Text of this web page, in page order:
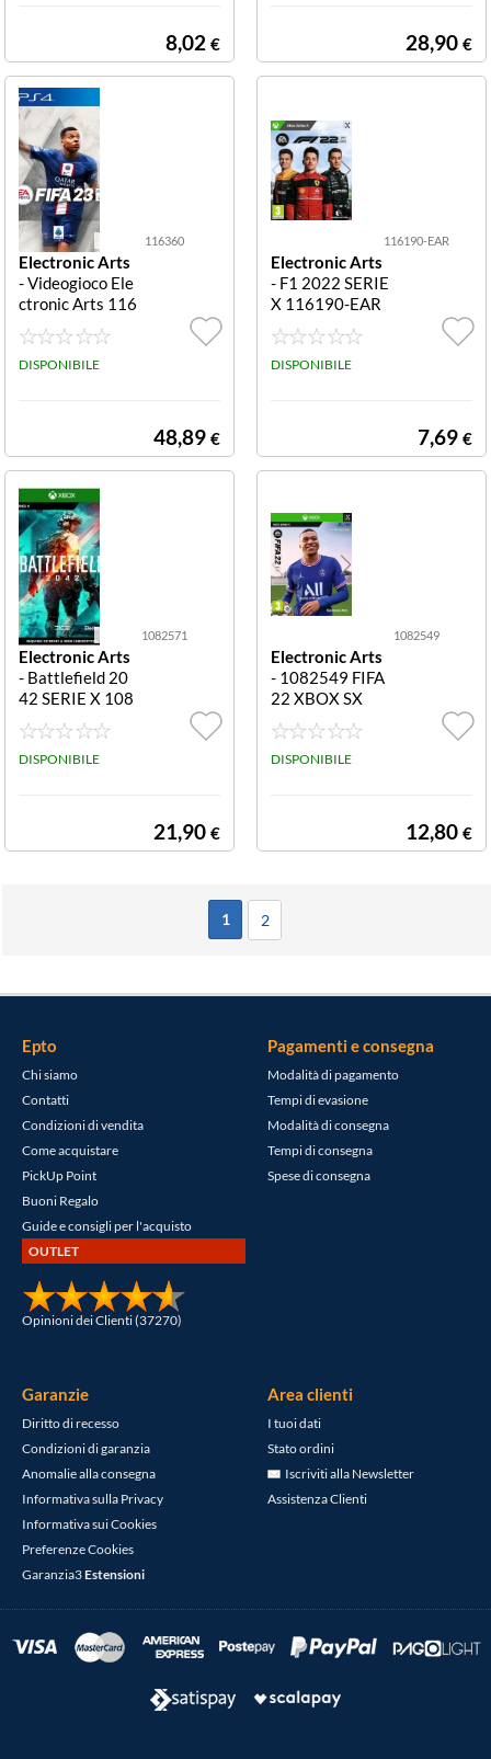
8,02 € 28,90 €
116360
Electronic Arts
- Videogioco Ele
ctronic Arts 116
360 PLAYSTATI
ON 4 Fifa 23 Fif
a 23
DISPONIBILE
48,89 €
116190-EAR
Electronic Arts
- F1 2022 SERIE
X 116190-EAR
F1 2022 SERIE
X
DISPONIBILE
7,69 €
1082571
Electronic Arts
- Battlefield 20
42 SERIE X 108
2571 BATTLEFI
ELD 2042 PER
CONSOLE XBO
DISPONIBILE
21,90 €
1082549
Electronic Arts
- 1082549 FIFA
22 XBOX SX
DISPONIBILE
12,80 €
1 2
Epto
Chi siamo
Contatti
Condizioni di vendita
Come acquistare
PickUp Point
Buoni Regalo
Guide e consigli per l'acquisto
OUTLET
Opinioni dei Clienti (37270)
Pagamenti e consegna
Modalità di pagamento
Tempi di evasione
Modalità di consegna
Tempi di consegna
Spese di consegna
Garanzie
Diritto di recesso
Condizioni di garanzia
Anomalie alla consegna
Informativa sulla Privacy
Informativa sui Cookies
Preferenze Cookies
Garanzia3Estensioni
Area clienti
I tuoi dati
Stato ordini
Iscriviti alla Newsletter
Assistenza Clienti